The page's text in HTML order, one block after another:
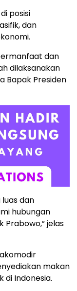
posisi
dan
dan
dilaksanakan
Bapak Presiden
dan
hubungan
Prabowo,” jelas
makan
di Indonesia.